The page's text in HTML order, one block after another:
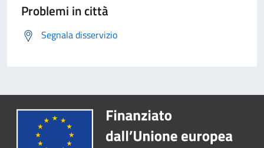
Problemi in città
Segnala disservizio